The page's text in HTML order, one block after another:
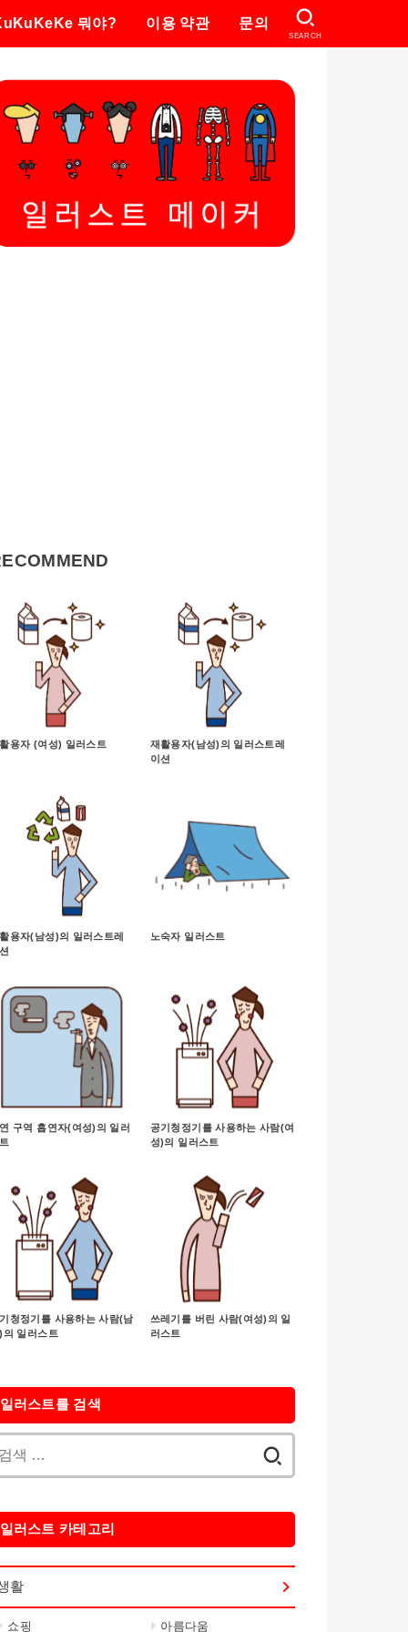
뭐야? 이용 약관 문의
SEARCH
용자 (여성) 일러스트
재활용자(남성)의 일러스트레
이션
용자(남성)의 일러스트레
노숙자 일러스트
구역 흡연자(여성)의 일러
공기청정기를 사용하는 사람(여
성)의 일러스트
청정기를 사용하는 사람(남
의 일러스트
쓰레기를 버린 사람(여성)의 일
러스트
일러스트를 검색
일러스트 카테고리
활
쇼핑 아름다움